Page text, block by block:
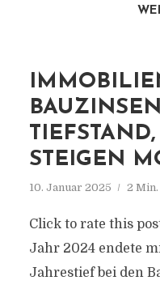
STEIGEN
10. Januar 2025 2
Click to rate this
Jahr 2024 endete
Jahrestief bei den